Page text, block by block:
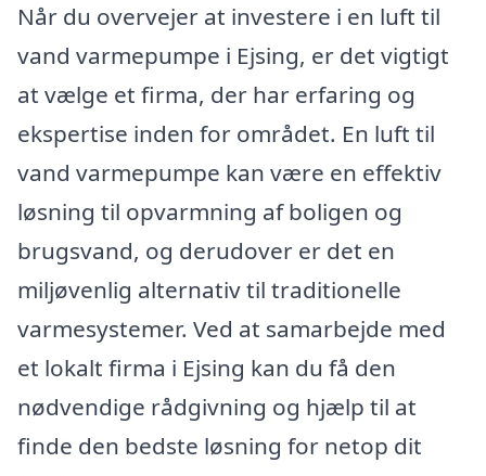
Når du overvejer at investere i en luft til
vand varmepumpe i Ejsing, er det vigtigt
at vælge et firma, der har erfaring og
ekspertise inden for området. En luft til
vand varmepumpe kan være en effektiv
løsning til opvarmning af boligen og
brugsvand, og derudover er det en
miljøvenlig alternativ til traditionelle
varmesystemer. Ved at samarbejde med
et lokalt firma i Ejsing kan du få den
nødvendige rådgivning og hjælp til at
finde den bedste løsning for netop dit